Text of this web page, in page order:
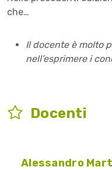
che…
Il docente è molto
nell’esprimere i
Docenti
Alessandro